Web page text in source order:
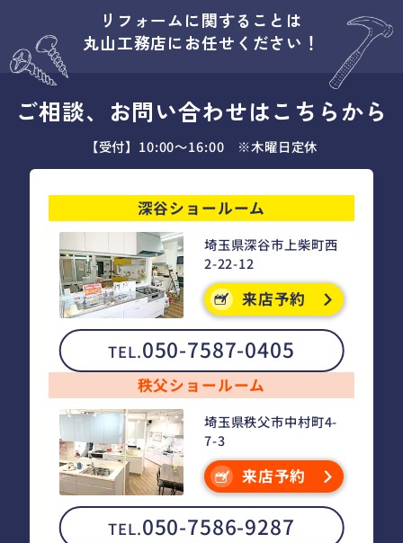
リフォームに関することは
丸山工務店にお任せください！
ご相談、お問い合わせはこちらから
【受付】10:00～16:00 ※木曜日定休
深谷ショールーム
埼玉県深谷市上柴町西
2-22-12
来店予約
TEL.050-7587-0405
秩父ショールーム
埼玉県秩父市中村町4-
7-3
来店予約
TEL.050-7586-9287